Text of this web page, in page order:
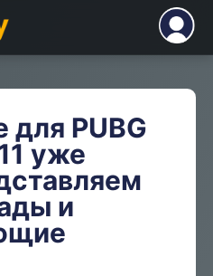
для PUBG
уже
и